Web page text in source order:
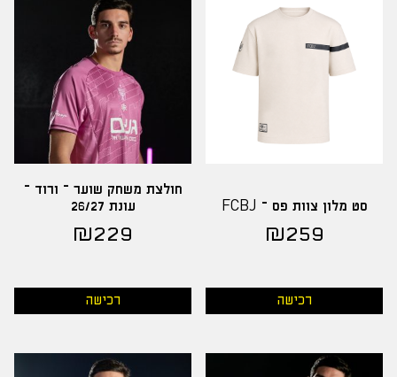
סט מלון צוות פס – FCBJ
₪259
רכישה
חולצת משחק שוער – ורוד –
עונת 26/27
₪229
רכישה